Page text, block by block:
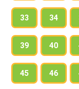
33 34
39 40
45 46